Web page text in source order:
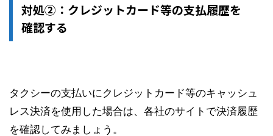
対処②：クレジットカード等の支払履歴を
確認する
タクシーの支払いにクレジットカード等のキャッシュ
レス決済を使用した場合は、各社のサイトで決済履歴
を確認してみましょう。